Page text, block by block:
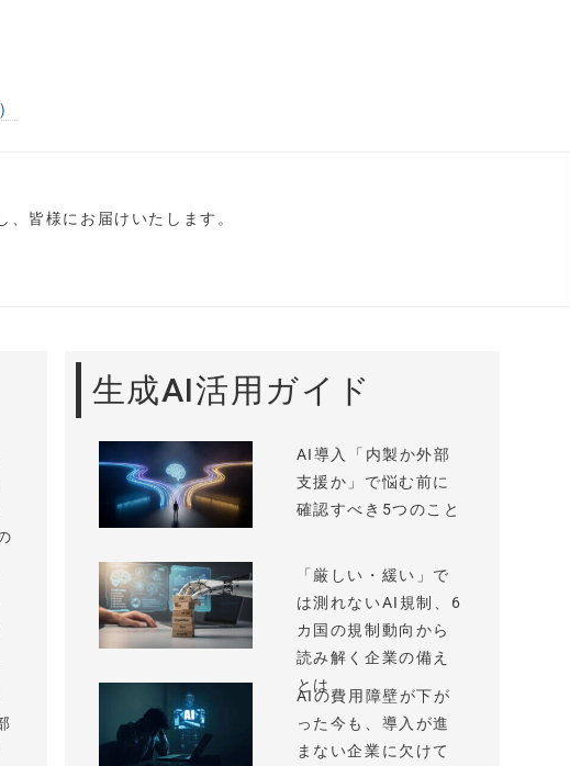
皆様にお届けいたします。
生成AI活用ガイド
AI導入「内製か外部
支援か」で悩む前に
確認すべき5つのこと
「厳しい・緩い」で
は測れないAI規制、6
カ国の規制動向から
読み解く企業の備え
とは
AIの費用障壁が下が
った今も、導入が進
まない企業に欠けて